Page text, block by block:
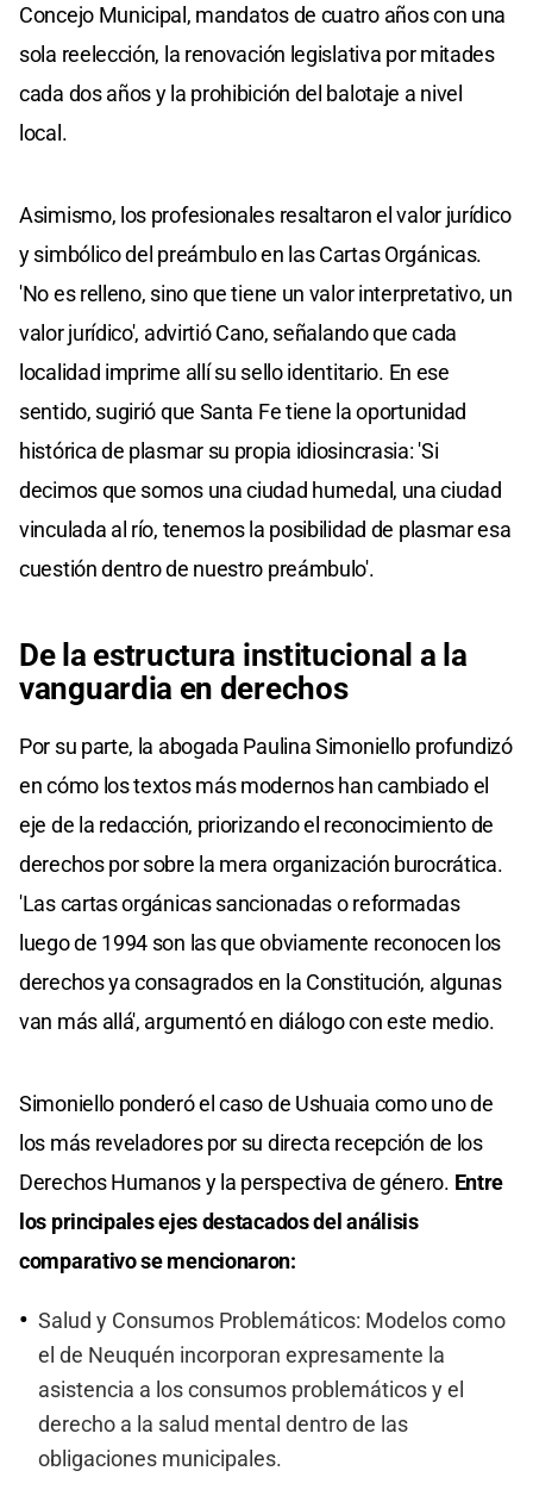
Concejo Municipal, mandatos de cuatro años con una
sola reelección, la renovación legislativa por mitades
cada dos años y la prohibición del balotaje a nivel
local.
Asimismo, los profesionales resaltaron el valor jurídico
y simbólico del preámbulo en las Cartas Orgánicas.
'No es relleno, sino que tiene un valor interpretativo, un
valor jurídico', advirtió Cano, señalando que cada
localidad imprime allí su sello identitario. En ese
sentido, sugirió que Santa Fe tiene la oportunidad
histórica de plasmar su propia idiosincrasia: 'Si
decimos que somos una ciudad humedal, una ciudad
vinculada al río, tenemos la posibilidad de plasmar esa
cuestión dentro de nuestro preámbulo'.
De la estructura institucional a la
vanguardia en derechos
Por su parte, la abogada Paulina Simoniello profundizó
en cómo los textos más modernos han cambiado el
eje de la redacción, priorizando el reconocimiento de
derechos por sobre la mera organización burocrática.
'Las cartas orgánicas sancionadas o reformadas
luego de 1994 son las que obviamente reconocen los
derechos ya consagrados en la Constitución, algunas
van más allá', argumentó en diálogo con este medio.
Simoniello ponderó el caso de Ushuaia como uno de
los más reveladores por su directa recepción de los
Derechos Humanos y la perspectiva de género. Entre
los principales ejes destacados del análisis
comparativo se mencionaron:
Salud y Consumos Problemáticos: Modelos como
el de Neuquén incorporan expresamente la
asistencia a los consumos problemáticos y el
derecho a la salud mental dentro de las
obligaciones municipales.